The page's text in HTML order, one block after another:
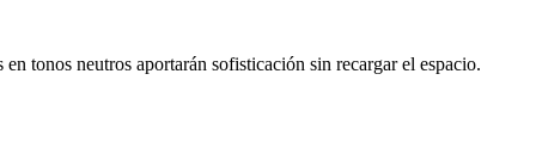
tonos neutros aportarán sofisticación sin recargar el espacio.